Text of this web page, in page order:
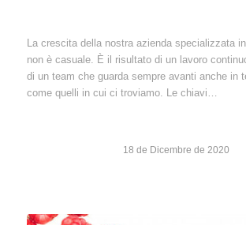
La crescita della nostra azienda specializzata
non è casuale. È il risultato di un lavoro
di un team che guarda sempre avanti anche in
come quelli in cui ci troviamo. Le chiavi…
18 de Dicembre de 2020